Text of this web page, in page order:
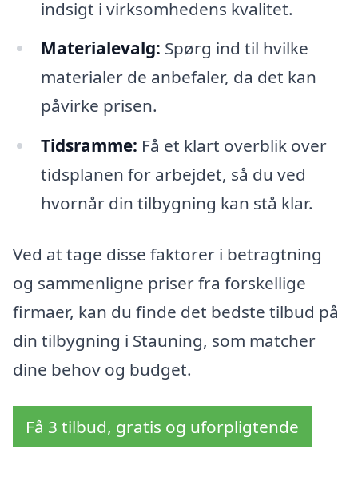
indsigt i virksomhedens kvalitet.
Materialevalg: Spørg ind til hvilke
materialer de anbefaler, da det kan
påvirke prisen.
Tidsramme: Få et klart overblik over
tidsplanen for arbejdet, så du ved
hvornår din tilbygning kan stå klar.
Ved at tage disse faktorer i betragtning
og sammenligne priser fra forskellige
firmaer, kan du finde det bedste tilbud på
din tilbygning i Stauning, som matcher
dine behov og budget.
Få 3 tilbud, gratis og uforpligtende